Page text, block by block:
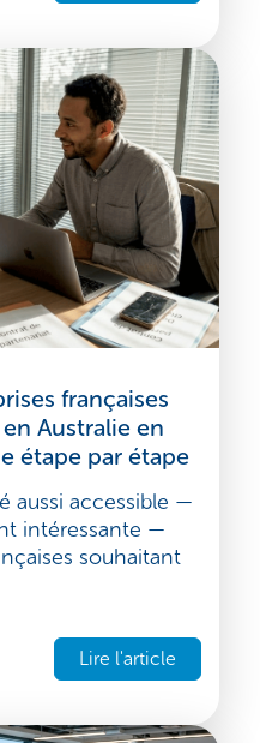
n'y serions pas
Lire l'article
françaises
Australie en
étape par étape
aussi accessible —
intéressante —
souhaitant